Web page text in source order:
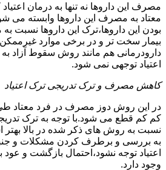
مصرف این داروها نه تنها به درمان
معتاد به مصرف این داروها وابسته می
بودن این داروها،ترک این داروها نسبت
بیمار سخت تر و در برخی موارد
دارودرمانی هم مانند روش سقوط آزاد به
اعتیاد توجهی نمی شود.
کاهش مصرف و ترک تدریجی ترک اعتیاد
در این روش دوز مصرف در فرد معتاد
کم کم قطع می شود.با توجه به ترک
نسبت به روش های ذکر شده در بالا
به بررسی و برطرف کردن مشکلات و
اعتیاد توجه نشود،احتمال بازگشت و عود
وجود دارد.